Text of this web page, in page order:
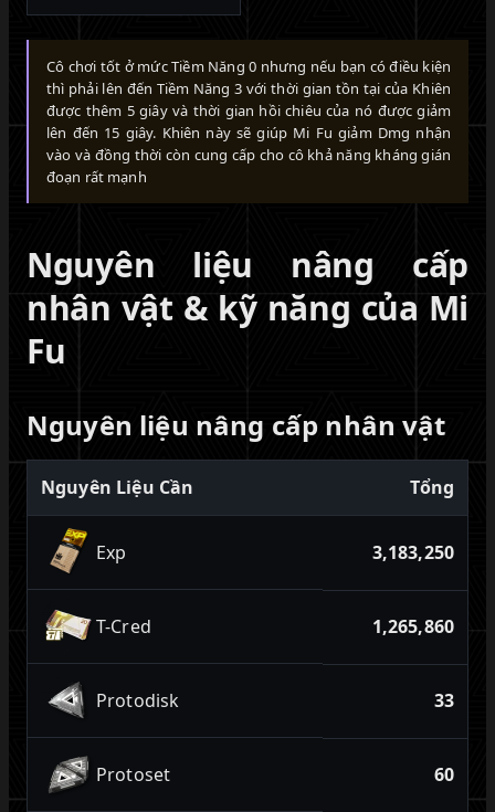
Cô chơi tốt ở mức Tiềm Năng 0 nhưng nếu bạn có điều kiện
thì phải lên đến Tiềm Năng 3 với thời gian tồn tại của Khiên
được thêm 5 giây và thời gian hồi chiêu của nó được giảm
lên đến 15 giây. Khiên này sẽ giúp Mi Fu giảm Dmg nhận
vào và đồng thời còn cung cấp cho cô khả năng kháng gián
đoạn rất mạnh
Nguyên liệu nâng cấp
nhân vật & kỹ năng của Mi
Fu
Nguyên liệu nâng cấp nhân vật
Nguyên Liệu Cần Tổng
Exp 3,183,250
T-Cred 1,265,860
Protodisk 33
Protoset 60